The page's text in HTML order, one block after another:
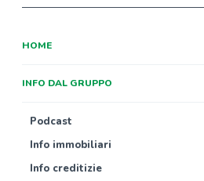
HOME
INFO DAL GRUPPO
Podcast
Info immobiliari
Info creditizie